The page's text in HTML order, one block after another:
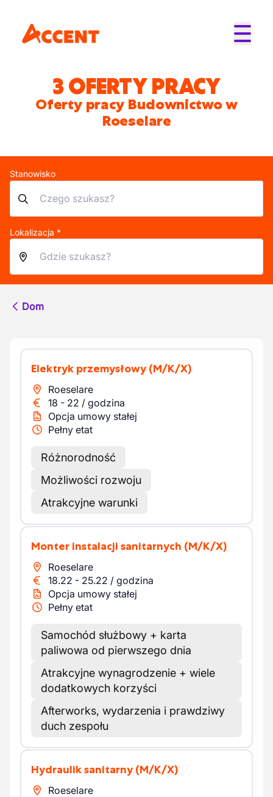
3 OFERTY PRACY
Oferty pracy Budownictwo w
Roeselare
Stanowisko
Lokalizacja *
Dom
Elektryk przemysłowy (M/K/X)
Roeselare
18 - 22 / godzina
Opcja umowy stałej
Pełny etat
Różnorodność
Możliwości rozwoju
Atrakcyjne warunki
Monter instalacji sanitarnych (M/K/X)
Roeselare
18.22 - 25.22 / godzina
Opcja umowy stałej
Pełny etat
Samochód służbowy + karta
paliwowa od pierwszego dnia
Atrakcyjne wynagrodzenie + wiele
dodatkowych korzyści
Afterworks, wydarzenia i prawdziwy
duch zespołu
Hydraulik sanitarny (M/K/X)
Roeselare